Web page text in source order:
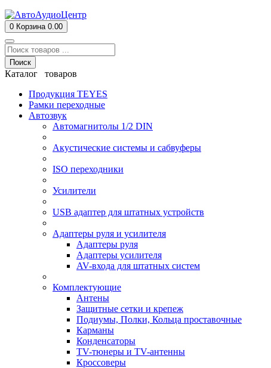
0 Корзина 0.00
Поиск
Каталог товаров
Продукция TEYES
Рамки переходные
Автозвук
Автомагнитолы 1/2 DIN
Акустические системы и сабвуферы
ISO переходники
Усилители
USB адаптер для штатных устройств
Адаптеры руля и усилителя
Адаптеры руля
Адаптеры усилителя
AV-входа для штатных систем
Комплектующие
Антены
Защитные сетки и крепеж
Подиумы, Полки, Кольца проставочные
Карманы
Конденсаторы
TV-тюнеры и TV-антенны
Кроссоверы